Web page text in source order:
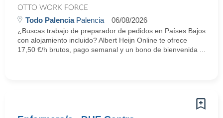
OTTO WORK FORCE
Todo PalenciaPalencia 06/08/2026
¿Buscas trabajo de preparador de pedidos en Países Bajos
con alojamiento incluido? Albert Heijn Online te ofrece
17,50 €/h brutos, pago semanal y un bono de bienvenida ...